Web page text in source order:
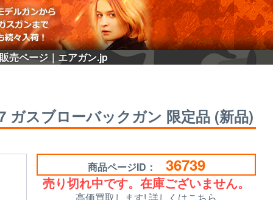
売ページ｜エアガン.jp
ガスブローバックガン 限定品 (新品)
商品ページID： 36739
売り切れ中です。在庫ございません。